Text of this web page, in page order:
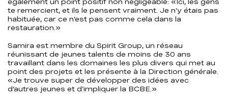
te remercient, et ils le pensent vraiment. Je n’y étais pas
habituée, car ce n’est pas comme cela dans la
restauration.»
Samira est membre du Spirit Group, un réseau
réunissant de jeunes talents de moins de 30 ans
travaillant dans les domaines les plus divers qui met au
point des projets et les présente à la Direction générale.
«Je trouve super de développer des idées avec
d’autres jeunes et d’impliquer la BCBE.»